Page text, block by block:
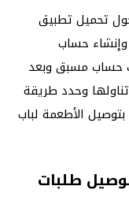
تحميل تطبيق
Careem ثم اختيار خدمة Careem NOW وإنشاء حساب
حساب مسبق وبعد
وحدد طريقة
الأطعمة لباب